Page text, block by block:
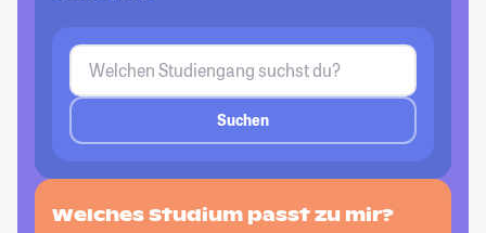
Suchen
Welches Studium passtzu mir?